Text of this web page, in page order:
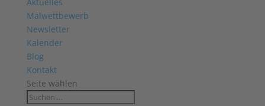
Malwettbewerb
Newsletter
Kalender
Blog
Kontakt
Seite wählen